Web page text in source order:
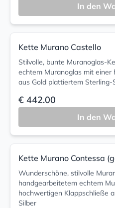
In den
Kette Murano Castello
Stilvolle, bunte Muranoglas-
echtem Muranoglas mit einer
aus Gold plattiertem Sterling-
€ 442.00
In den
Kette Murano Contessa
Wunderschöne, stilvolle
handgearbeitetem echtem
hochwertigen Klappschließe
Silber